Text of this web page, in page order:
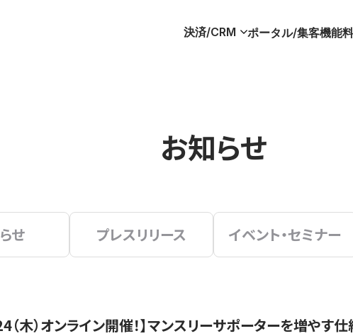
決済/CRM ポータル/集客機能
お知らせ
せ プレスリリース イベント・セミナー
（木）オンライン開催！】マンスリーサポーターを増や